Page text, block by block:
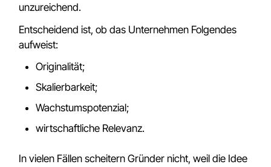
unzureichend.
Entscheidend ist, ob das Unternehmen Folgendes
aufweist:
Originalität;
Skalierbarkeit;
Wachstumspotenzial;
wirtschaftliche Relevanz.
In vielen Fällen scheitern Gründer nicht, weil die Idee